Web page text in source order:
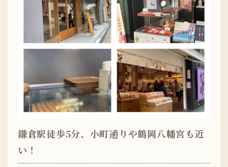
鎌倉駅徒歩5分、小町通りや鶴岡八幡宮も近
い！